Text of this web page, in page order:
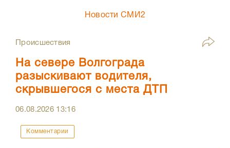
Новости СМИ2
Происшествия
На севере Волгограда
разыскивают водителя,
скрывшегося с места ДТП
06.08.2026 13:16
Комментарии